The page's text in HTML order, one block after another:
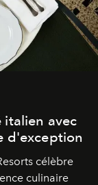
italien avec
d'exception
célèbre
culinaire